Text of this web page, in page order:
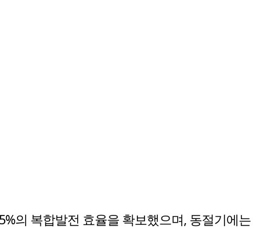
의 복합발전 효율을 확보했으며, 동절기에는